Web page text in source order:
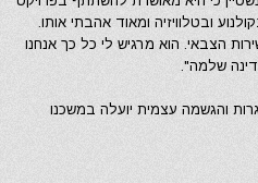
ובטלוויזיה ומאוד אהבתי אותו.
הצבאי. הוא מרגיש לי כל כך אנחנו
שלמה".
והגשמה עצמית יועלה במשכנו